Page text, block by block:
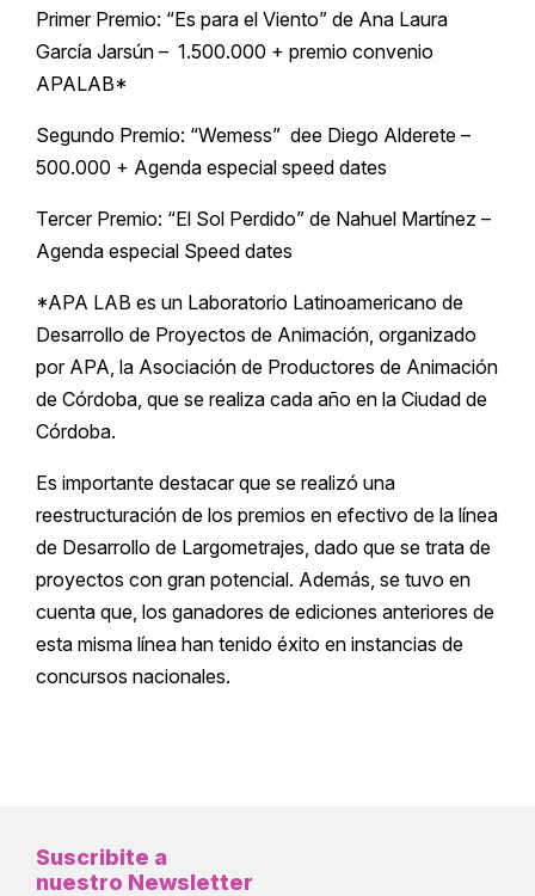
Primer Premio: “Es para el Viento” de Ana Laura
García Jarsún – 1.500.000 + premio convenio
APALAB*
Segundo Premio: “Wemess” dee Diego Alderete –
500.000 + Agenda especial speed dates
Tercer Premio: “El Sol Perdido” de Nahuel Martínez –
Agenda especial Speed dates
*APA LAB es un Laboratorio Latinoamericano de
Desarrollo de Proyectos de Animación, organizado
por APA, la Asociación de Productores de Animación
de Córdoba, que se realiza cada año en la Ciudad de
Córdoba.
Es importante destacar que se realizó una
reestructuración de los premios en efectivo de la línea
de Desarrollo de Largometrajes, dado que se trata de
proyectos con gran potencial. Además, se tuvo en
cuenta que, los ganadores de ediciones anteriores de
esta misma línea han tenido éxito en instancias de
concursos nacionales.
Suscribite a
nuestro Newsletter